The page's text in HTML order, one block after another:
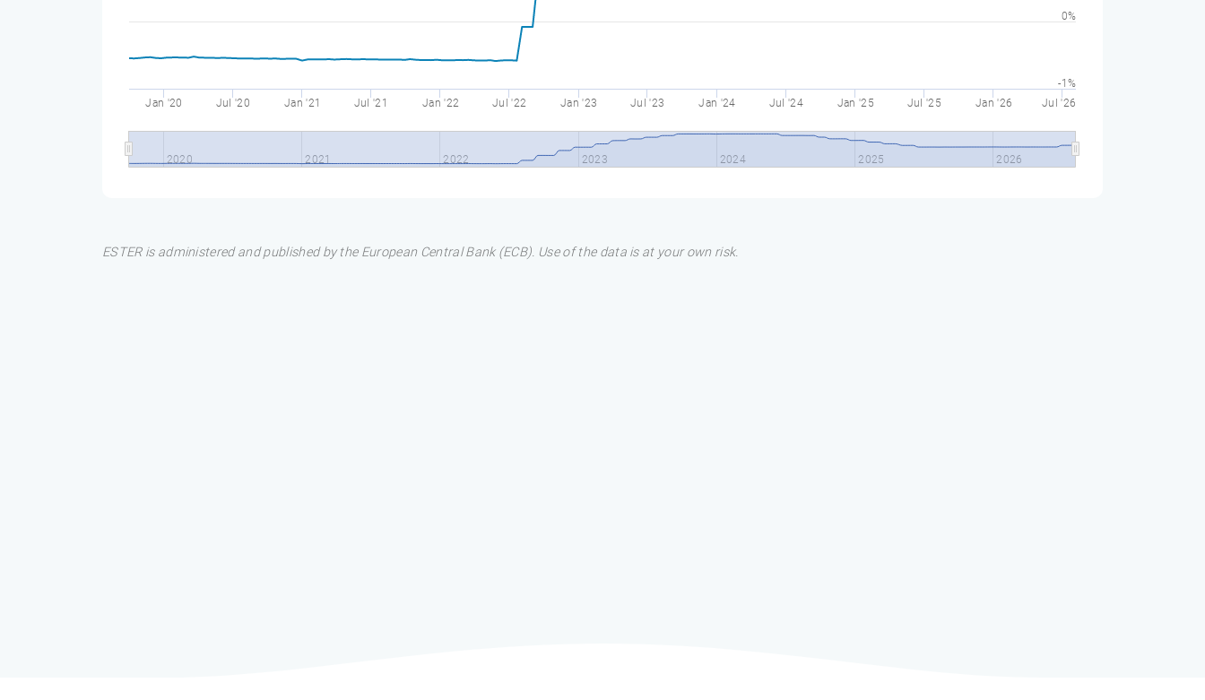
Jan '20 Jul '20 Jan '21 Jul '21 Jan '22 Jul '22 Jan '23 Jul '23 Jan '24 Jul '24 Jan '25 Jul '25 Jan '26 Jul '26
2020 2021 2022 2023 2024 2025 2026
-1%
0%
ESTER is administered and published by the European Central Bank (ECB). Use of the data is at your own risk.